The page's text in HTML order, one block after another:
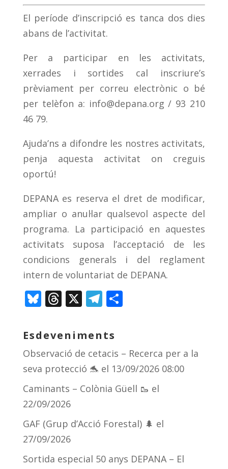
El període d’inscripció es tanca dos dies
abans de l’activitat.
Per a participar en les activitats,
xerrades i sortides cal inscriure’s
prèviament per correu electrònic o bé
per telèfon a: info@depana.org / 93 210
46 79.
Ajuda’ns a difondre les nostres activitats,
penja aquesta activitat on creguis
oportú!
DEPANA es reserva el dret de modificar,
ampliar o anul·lar qualsevol aspecte del
programa. La participació en aquestes
activitats suposa l’acceptació de les
condicions generals i del reglament
intern de voluntariat de DEPANA.
Bl
e
sk
y
T
re
a
d
s
X T
e
gr
a
m
C
p
ar
te
ix
Esdeveniments
Observació de cetacis – Recerca per a la
seva protecció 🐬 el 13/09/2026 08:00
Caminants – Colònia Güell 🥾 el
22/09/2026
GAF (Grup d’Acció Forestal) 🌲 el
27/09/2026
Sortida especial 50 anys DEPANA – El